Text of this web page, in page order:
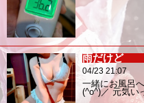
雨だけど
04/23 21:07
一緒にお風呂
(^o^)／ 元気い